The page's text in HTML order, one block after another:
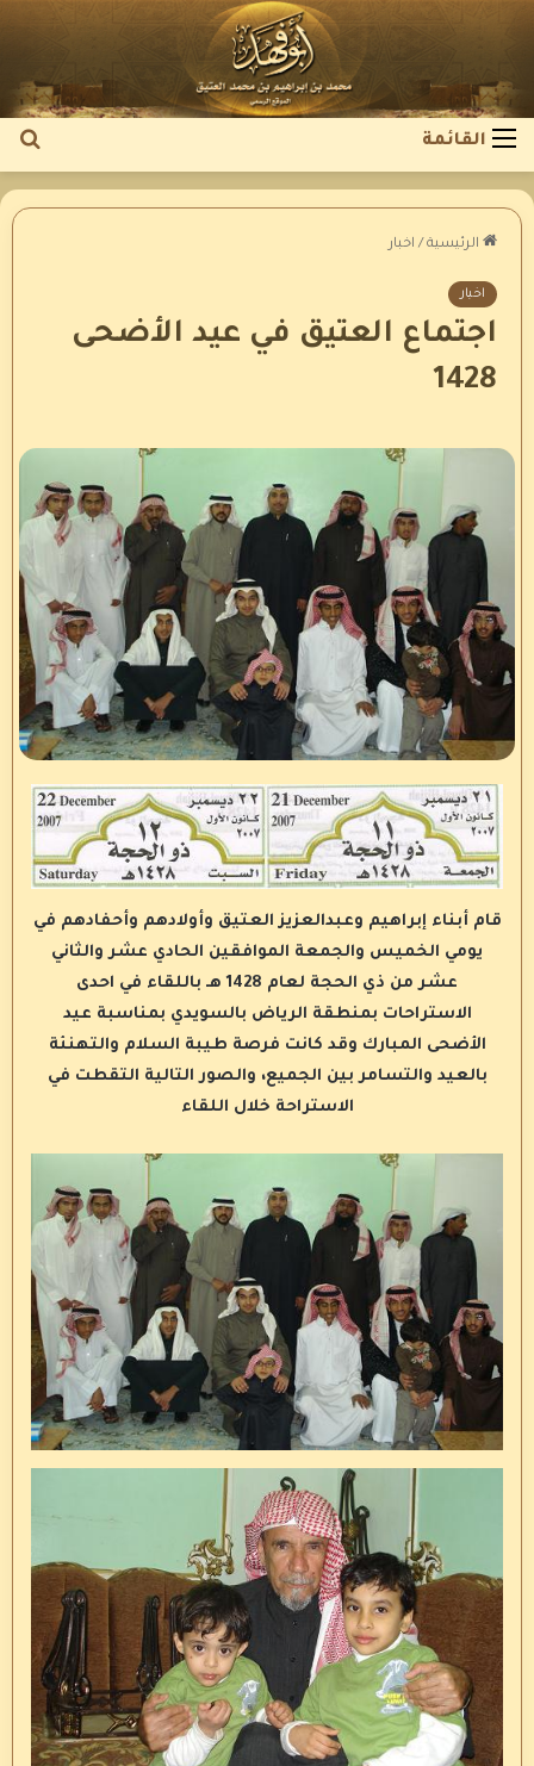
القائمة
الرئيسية / اخبار
اخبار
اجتماع العتيق في عيد الأضحى
1428
قام أبناء إبراهيم وعبدالعزيز العتيق وأولادهم وأحفادهم في
يومي الخميس والجمعة الموافقين الحادي عشر والثاني
عشر من ذي الحجة لعام 1428 هـ باللقاء في احدى
الاستراحات بمنطقة الرياض بالسويدي بمناسبة عيد
الأضحى المبارك وقد كانت فرصة طيبة السلام والتهنئة
بالعيد والتسامر بين الجميع، والصور التالية التقطت في
الاستراحة خلال اللقاء